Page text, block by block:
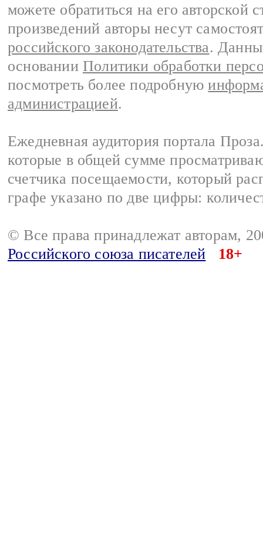
можете обратиться на его авторской
произведений авторы несут
российского законодательства.
основании Политики обработки
посмотреть более подробную
администрацией.
Ежедневная аудитория портала
которые в общей сумме
счетчика посещаемости, который
графе указано по две цифры:
© Все права принадлежат авторам,
Российского союза писателей
18+